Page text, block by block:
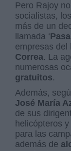
Pero Rajoy
socialistas,
más de un
llamada ‘
empresas del
Correa. La
numerosas
gratuitos.
Además,
José María
de sus
helicópteros
para las
además de